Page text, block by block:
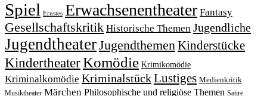
Spiel Ernstes Erwachsenentheater Fantasy
Gesellschaftskritik Historische Themen Jugendliche
JugendtheaterJugendthemenKinderstücke
KindertheaterKomödie Krimikomödie
Kriminalkomödie KriminalstückLustiges Medienkritik
Musiktheater Märchen Philosophische und religiöse Themen Satire